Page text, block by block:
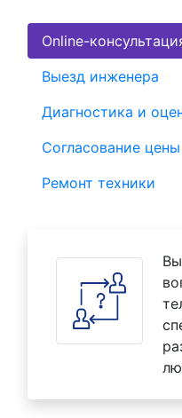
Online-
Выезд инженера
Диагностика и
Согласование
Ремонт техники